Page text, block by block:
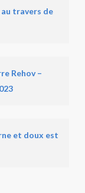
au travers de
Rehov –
et doux est